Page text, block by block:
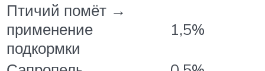
Птичий помёт →
применение
подкормки
1,5%